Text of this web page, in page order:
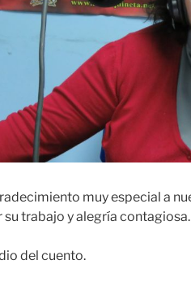
muy especial a
su trabajo y alegría contagiosa.
del cuento.